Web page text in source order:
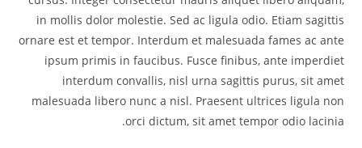
in mollis dolor molestie. Sed ac ligula odio. Etiam sagittis
ornare est et tempor. Interdum et malesuada fames ac ante
ipsum primis in faucibus. Fusce finibus, ante imperdiet
interdum convallis, nisl urna sagittis purus, sit amet
malesuada libero nunc a nisl. Praesent ultrices ligula non
orci dictum, sit amet tempor odio lacinia.